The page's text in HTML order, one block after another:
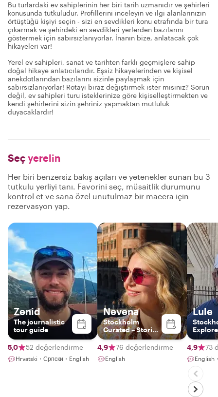
Bu turlardaki ev sahiplerinin her biri tarih uzmanıdır ve şehirleri
konusunda tutkuludur. Profillerini inceleyin ve ilgi alanlarınızın
örtüştüğü kişiyi seçin - sizi en sevdikleri konu etrafında bir tura
çıkarmak ve şehirdeki en sevdikleri yerlerden bazılarını
göstermek için sabırsızlanıyorlar. İnanın bize, anlatacak çok
hikayeleri var!
Yerel ev sahipleri, sanat ve tarihten farklı geçmişlere sahip
doğal hikaye anlatıcılarıdır. Eşsiz hikayelerinden ve kişisel
anekdotlarından bazılarını sizinle paylaşmak için
sabırsızlanıyorlar! Rotayı biraz değiştirmek ister misiniz? Sorun
değil, ev sahipleri turu isteklerinize göre kişiselleştirmekten ve
kendi şehirlerini sizin şehriniz yapmaktan mutluluk
duyacaklardır!
Seç yerelin
Her biri benzersiz bakış açıları ve yetenekler sunan bu 3
tutkulu yerliyi tanı. Favorini seç, müsaitlik durumunu
kontrol et ve sana özel unutulmaz bir macera için
rezervasyon yap.
Zenid
The journalistic
tour guide
5,0 52 değerlendirme
Hrvatski・Српски・English
Nevena
Stockholm
Curated – Stories
& Style with a
Local Expert.
4,9 76 değerlendirme
English
Lule
4,9 73
English